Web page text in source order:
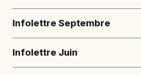
Infolettre Septembre
Infolettre Juin